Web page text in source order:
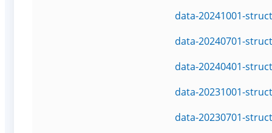
data-20241001-
data-20240701-
data-20240401-
data-20231001-
data-20230701-